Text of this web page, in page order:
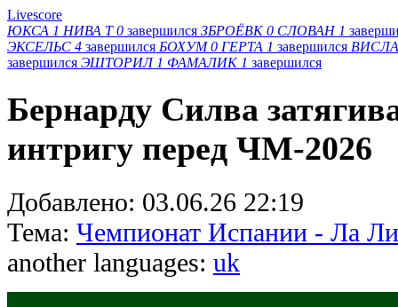
Livescore
ЮКСА 1 НИВА Т 0 завершился ЗБРОЁВК 0 СЛОВАН 1
ЭКСЕЛЬС 4 завершился БОХУМ 0 ГЕРТА 1 завершился
завершился ЭШТОРИЛ 1 ФАМАЛИК 1 завершился
Бернарду Силва
интригу перед ЧМ-2026
Добавлено: 03.06.26 22:19
Тема: Чемпионат Испании - Ла
another languages: uk